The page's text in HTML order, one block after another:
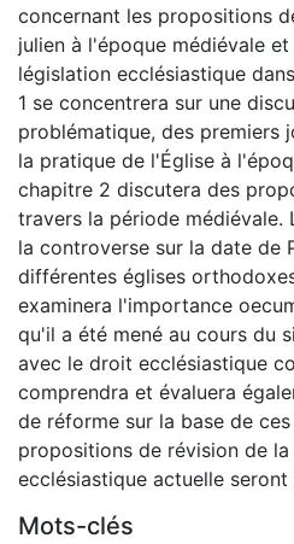
concernant les propositions
julien à l'époque médiévale
législation ecclésiastique
1 se concentrera sur une
problématique, des premiers
la pratique de l'Église à
chapitre 2 discutera des
travers la période
la controverse sur la date de
différentes églises
examinera l'importance
qu'il a été mené au cours du
avec le droit ecclésiastique
comprendra et évaluera
de réforme sur la base de
propositions de révision de
ecclésiastique actuelle seront
Mots-clés